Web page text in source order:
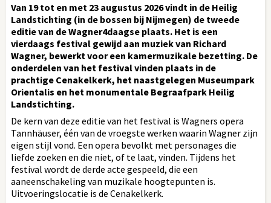
Van 19 tot en met 23 augustus 2026 vindt in de Heilig
Landstichting (in de bossen bij Nijmegen) de tweede
editie van de Wagner4daagse plaats. Het is een
vierdaags festival gewijd aan muziek van Richard
Wagner, bewerkt voor een kamermuzikale bezetting. De
onderdelen van het festival vinden plaats in de
prachtige Cenakelkerk, het naastgelegen Museumpark
Orientalis en het monumentale Begraafpark Heilig
Landstichting.
De kern van deze editie van het festival is Wagners opera
Tannhäuser, één van de vroegste werken waarin Wagner zijn
eigen stijl vond. Een opera bevolkt met personages die
liefde zoeken en die niet, of te laat, vinden. Tijdens het
festival wordt de derde acte gespeeld, die een
aaneenschakeling van muzikale hoogtepunten is.
Uitvoeringslocatie is de Cenakelkerk.